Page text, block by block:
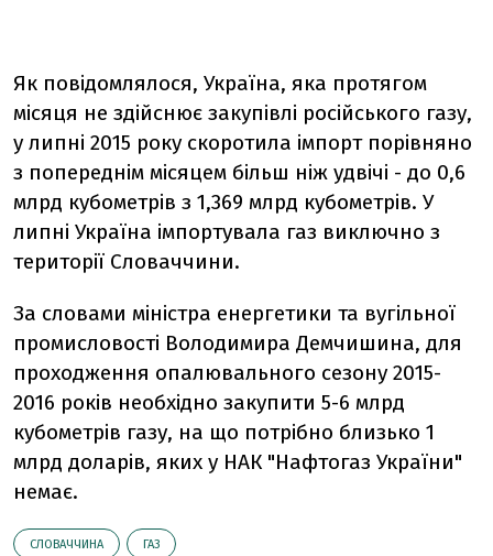
Як повідомлялося, Україна, яка протягом
місяця не здійснює закупівлі російського газу,
у липні 2015 року скоротила імпорт порівняно
з попереднім місяцем більш ніж удвічі - до 0,6
млрд кубометрів з 1,369 млрд кубометрів. У
липні Україна імпортувала газ виключно з
території Словаччини.
За словами міністра енергетики та вугільної
промисловості Володимира Демчишина, для
проходження опалювального сезону 2015-
2016 років необхідно закупити 5-6 млрд
кубометрів газу, на що потрібно близько 1
млрд доларів, яких у НАК "Нафтогаз України"
немає.
СЛОВАЧЧИНА ГАЗ